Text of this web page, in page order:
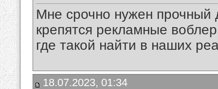
Мне срочно нужен прочный
крепятся рекламные
где такой найти в наших
18.07.2023, 01:34